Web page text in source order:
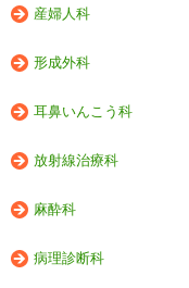
産婦人科
形成外科
耳鼻いんこう科
放射線治療科
麻酔科
病理診断科